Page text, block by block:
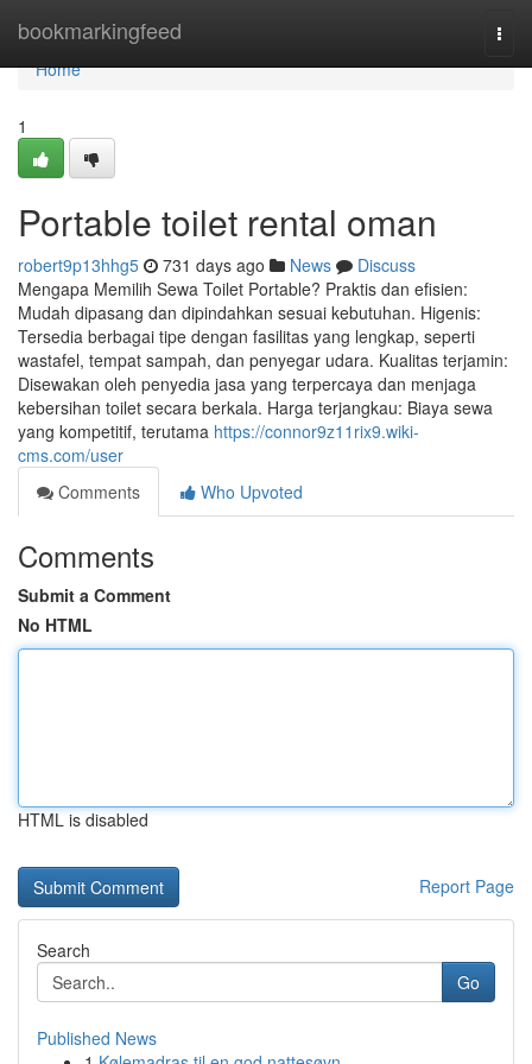
bookmarkingfeed
Home
Home
1
Portable toilet rental oman
robert9p13hhg5 731 days ago News
Discuss
Mengapa Memilih Sewa Toilet Portable? Praktis dan efisien:
Mudah dipasang dan dipindahkan sesuai kebutuhan. Higenis:
Tersedia berbagai tipe dengan fasilitas yang lengkap, seperti
wastafel, tempat sampah, dan penyegar udara. Kualitas terjamin:
Disewakan oleh penyedia jasa yang terpercaya dan menjaga
kebersihan toilet secara berkala. Harga terjangkau: Biaya sewa
yang kompetitif, terutama https://connor9z11rix9.wiki-
cms.com/user
Comments
Who Upvoted
Comments
Submit a Comment
No HTML
HTML is disabled
Report Page
Search
Go
Published News